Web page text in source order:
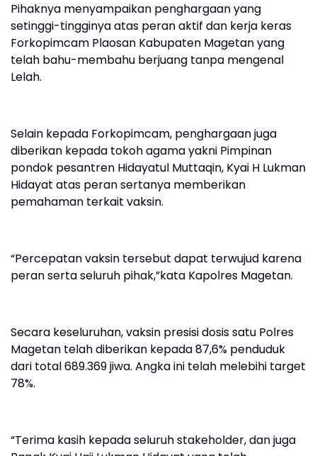
Pihaknya menyampaikan penghargaan yang
setinggi-tingginya atas peran aktif dan kerja keras
Forkopimcam Plaosan Kabupaten Magetan yang
telah bahu-membahu berjuang tanpa mengenal
Lelah.
Selain kepada Forkopimcam, penghargaan juga
diberikan kepada tokoh agama yakni Pimpinan
pondok pesantren Hidayatul Muttaqin, Kyai H Lukman
Hidayat atas peran sertanya memberikan
pemahaman terkait vaksin.
“Percepatan vaksin tersebut dapat terwujud karena
peran serta seluruh pihak,”kata Kapolres Magetan.
Secara keseluruhan, vaksin presisi dosis satu Polres
Magetan telah diberikan kepada 87,6% penduduk
dari total 689.369 jiwa. Angka ini telah melebihi target
78%.
“Terima kasih kepada seluruh stakeholder, dan juga